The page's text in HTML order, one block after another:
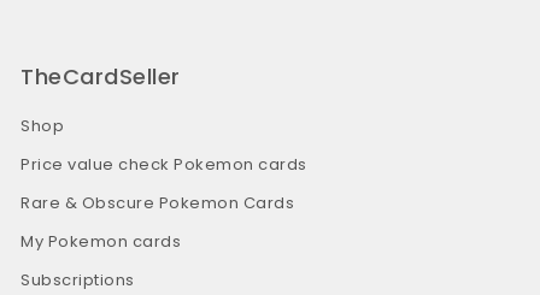
TheCardSeller
Shop
Price value check Pokemon cards
Rare & Obscure Pokemon Cards
My Pokemon cards
Subscriptions